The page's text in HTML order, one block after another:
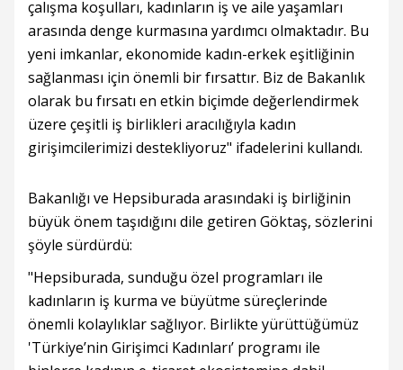
çalışma koşulları, kadınların iş ve aile yaşamları
arasında denge kurmasına yardımcı olmaktadır. Bu
yeni imkanlar, ekonomide kadın-erkek eşitliğinin
sağlanması için önemli bir fırsattır. Biz de Bakanlık
olarak bu fırsatı en etkin biçimde değerlendirmek
üzere çeşitli iş birlikleri aracılığıyla kadın
girişimcilerimizi destekliyoruz" ifadelerini kullandı.
Bakanlığı ve Hepsiburada arasındaki iş birliğinin
büyük önem taşıdığını dile getiren Göktaş, sözlerini
şöyle sürdürdü:
"Hepsiburada, sunduğu özel programları ile
kadınların iş kurma ve büyütme süreçlerinde
önemli kolaylıklar sağlıyor. Birlikte yürüttüğümüz
'Türkiye’nin Girişimci Kadınları’ programı ile